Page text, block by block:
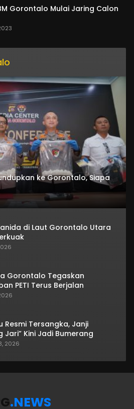
Gorontalo Mulai Jaring Calon
ke Gorontalo, Siapa
di Laut Gorontalo Utara
Gorontalo Tegaskan
PETI Terus Berjalan
Resmi Tersangka, Janji
Jari” Kini Jadi Bumerang
2026
.NEWS